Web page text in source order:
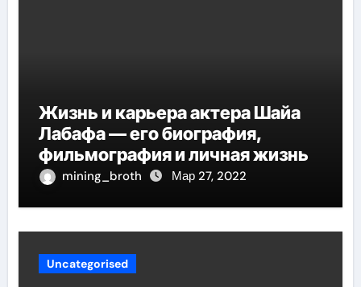
Жизнь и карьера актера Шайа
Лабафа — его биография,
фильмография и личная жизнь
mining_broth Мар 27, 2022
Uncategorised